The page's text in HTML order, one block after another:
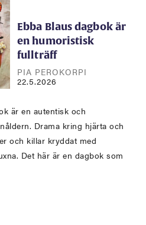
Ebba Blaus dagbok är
en humoristisk
fullträff
PIA PEROKORPI
22.5.2026
är en autentisk och
Drama kring hjärta och
och killar kryddat med
Det här är en dagbok som